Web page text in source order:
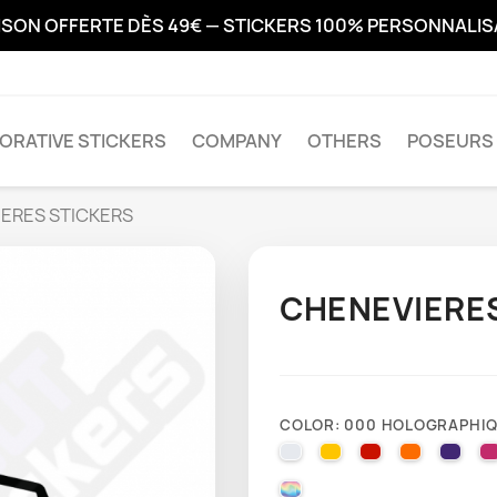
OFFERTE DÈS 49€ — STICKERS 100%
STICKERS COMPANY OTHERS
STICKERS
COLOR: 000
010 WHITE025 BRIMSTONE
031 RED035 040
000 HOLOGRAPHIQUE